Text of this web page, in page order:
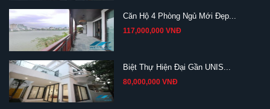
Căn Hộ 4 Phòng Ngủ Mới Đẹp...
117,000,000 VNĐ
Biệt Thự Hiện Đại Gần UNIS...
80,000,000 VNĐ